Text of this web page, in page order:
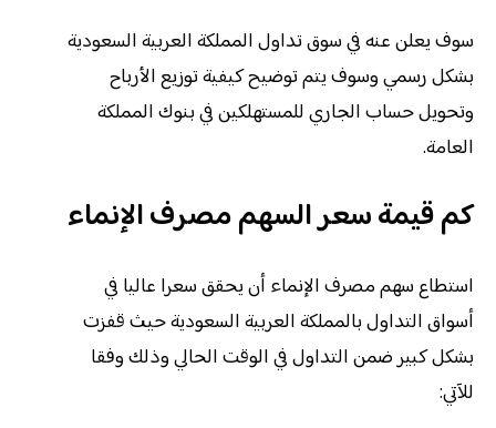
سوف يعلن عنه في سوق تداول المملكة العربية السعودية
بشكل رسمي وسوف يتم توضيح كيفية توزيع الأرباح
وتحويل حساب الجاري للمستهلكين في بنوك المملكة
العامة.
كم قيمة سعر السهم مصرف الإنماء
استطاع سهم مصرف الإنماء أن يحقق سعرا عاليا في
أسواق التداول بالمملكة العربية السعودية حيث قفزت
بشكل كبير ضمن التداول في الوقت الحالي وذلك وفقا
للآتي: